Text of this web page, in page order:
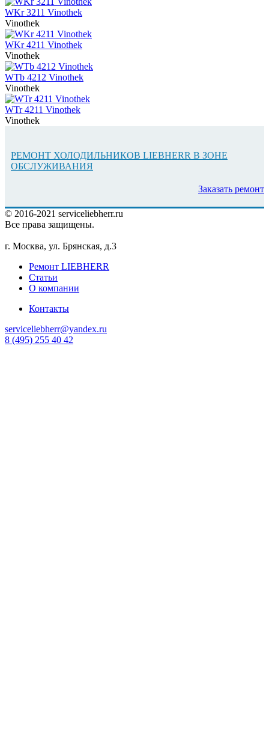
WKr 3211 Vinothek
Vinothek
WKr 4211 Vinothek
Vinothek
WTb 4212 Vinothek
Vinothek
WTr 4211 Vinothek
Vinothek
РЕМОНТ ХОЛОДИЛЬНИКОВ LIEBHERR В ЗОНЕ
ОБСЛУЖИВАНИЯ
Заказать ремонт
© 2016-2021 serviceliebherr.ru
Все права защищены.
г. Москва, ул. Брянская, д.3
Ремонт LIEBHERR
Статьи
О компании
Контакты
serviceliebherr@yandex.ru
8 (495) 255 40 42